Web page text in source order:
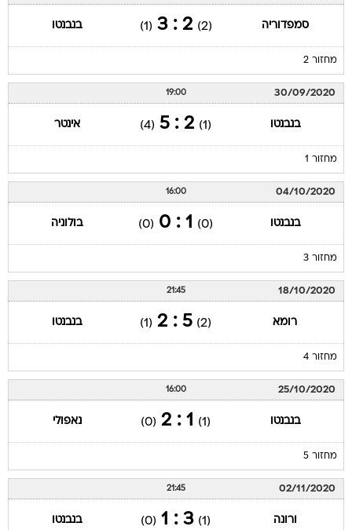
סמפדוריה (2)
2 : 3
(1) בנבנטו
מחזור 2
30/09/2020
19:00
בנבנטו (1)
2 : 5
(4) אינטר
מחזור 1
04/10/2020
16:00
בנבנטו (0)
1 : 0
(0) בולוניה
מחזור 3
18/10/2020
21:45
רומא (2)
5 : 2
(1) בנבנטו
מחזור 4
25/10/2020
16:00
בנבנטו (1)
1 : 2
(0) נאפולי
מחזור 5
02/11/2020
21:45
ורונה (1)
3 : 1
(0) בנבנטו